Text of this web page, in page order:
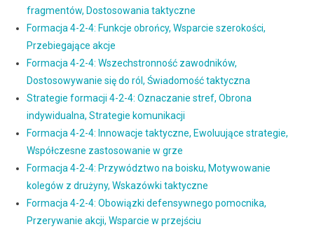
fragmentów, Dostosowania taktyczne
Formacja 4-2-4: Funkcje obrońcy, Wsparcie szerokości,
Przebiegające akcje
Formacja 4-2-4: Wszechstronność zawodników,
Dostosowywanie się do ról, Świadomość taktyczna
Strategie formacji 4-2-4: Oznaczanie stref, Obrona
indywidualna, Strategie komunikacji
Formacja 4-2-4: Innowacje taktyczne, Ewoluujące strategie,
Współczesne zastosowanie w grze
Formacja 4-2-4: Przywództwo na boisku, Motywowanie
kolegów z drużyny, Wskazówki taktyczne
Formacja 4-2-4: Obowiązki defensywnego pomocnika,
Przerywanie akcji, Wsparcie w przejściu